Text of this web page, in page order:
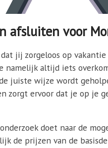
afsluiten voor
jij zorgeloos op
altijd iets
juiste wijze wordt
zorgt ervoor dat je op je
doet naar de
de prijzen van de